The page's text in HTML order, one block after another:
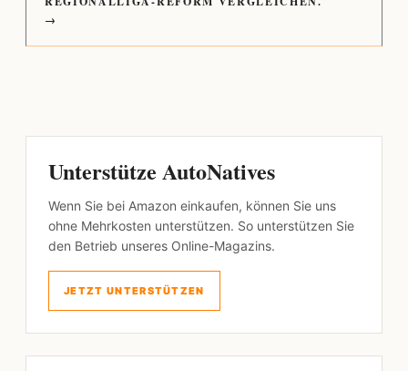
→
Unterstütze AutoNatives
Wenn Sie bei Amazon einkaufen, können Sie uns
ohne Mehrkosten unterstützen. So unterstützen Sie
den Betrieb unseres Online-Magazins.
JETZT UNTERSTÜTZEN